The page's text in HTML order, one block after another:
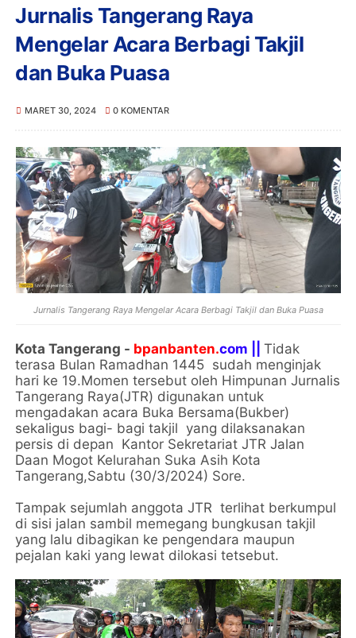
Jurnalis Tangerang Raya
Mengelar Acara Berbagi Takjil
dan Buka Puasa
MARET 30, 2024 0 KOMENTAR
Jurnalis Tangerang Raya Mengelar Acara Berbagi Takjil dan Buka Puasa
Kota Tangerang - bpanbanten.com ||Tidak
terasa Bulan Ramadhan 1445 sudah menginjak
hari ke 19.Momen tersebut oleh Himpunan Jurnalis
Tangerang Raya(JTR) digunakan untuk
mengadakan acara Buka Bersama(Bukber)
sekaligus bagi- bagi takjil yang dilaksanakan
persis di depan Kantor Sekretariat JTR Jalan
Daan Mogot Kelurahan Suka Asih Kota
Tangerang,Sabtu (30/3/2024) Sore.
Tampak sejumlah anggota JTR terlihat berkumpul
di sisi jalan sambil memegang bungkusan takjil
yang lalu dibagikan ke pengendara maupun
pejalan kaki yang lewat dilokasi tetsebut.